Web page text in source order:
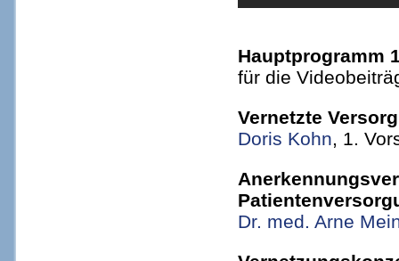
Hauptprogramm
für die
Vernetzte
Doris Kohn, 1.
Dr. med. Arne